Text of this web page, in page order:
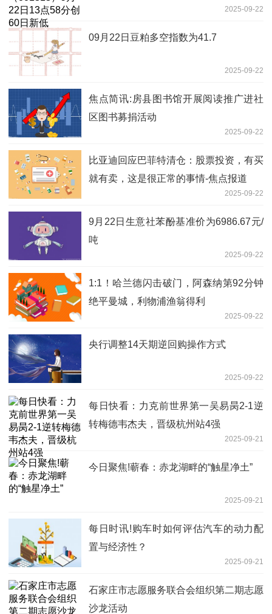
2025-09-22
09月22日豆粕多空指数为41.7
2025-09-22
焦点简讯:房县图书馆开展阅读推广进社
区图书募捐活动
2025-09-22
比亚迪回应巴菲特清仓：股票投资，有买
就有卖，这是很正常的事情-焦点报道
2025-09-22
9月22日生意社苯酚基准价为6986.67元/
吨
2025-09-22
1:1！哈兰德闪击破门，阿森纳第92分钟
绝平曼城，利物浦渔翁得利
2025-09-22
央行调整14天期逆回购操作方式
2025-09-22
每日快看：力克前世界第一吴易昺2-1逆
转梅德韦杰夫，晋级杭州站4强
2025-09-21
今日聚焦!蕲春：赤龙湖畔的“触星净土”
2025-09-21
每日时讯!购车时如何评估汽车的动力配
置与经济性？
2025-09-21
石家庄市志愿服务联合会组织第二期志愿
沙龙活动